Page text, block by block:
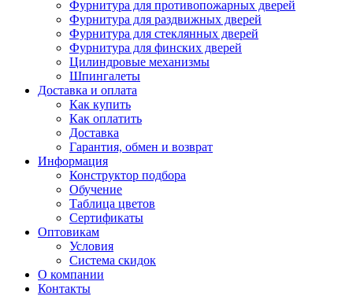
Фурнитура для противопожарных дверей
Фурнитура для раздвижных дверей
Фурнитура для стеклянных дверей
Фурнитура для финских дверей
Цилиндровые механизмы
Шпингалеты
Доставка и оплата
Как купить
Как оплатить
Доставка
Гарантия, обмен и возврат
Информация
Конструктор подбора
Обучение
Таблица цветов
Сертификаты
Оптовикам
Условия
Система скидок
О компании
Контакты